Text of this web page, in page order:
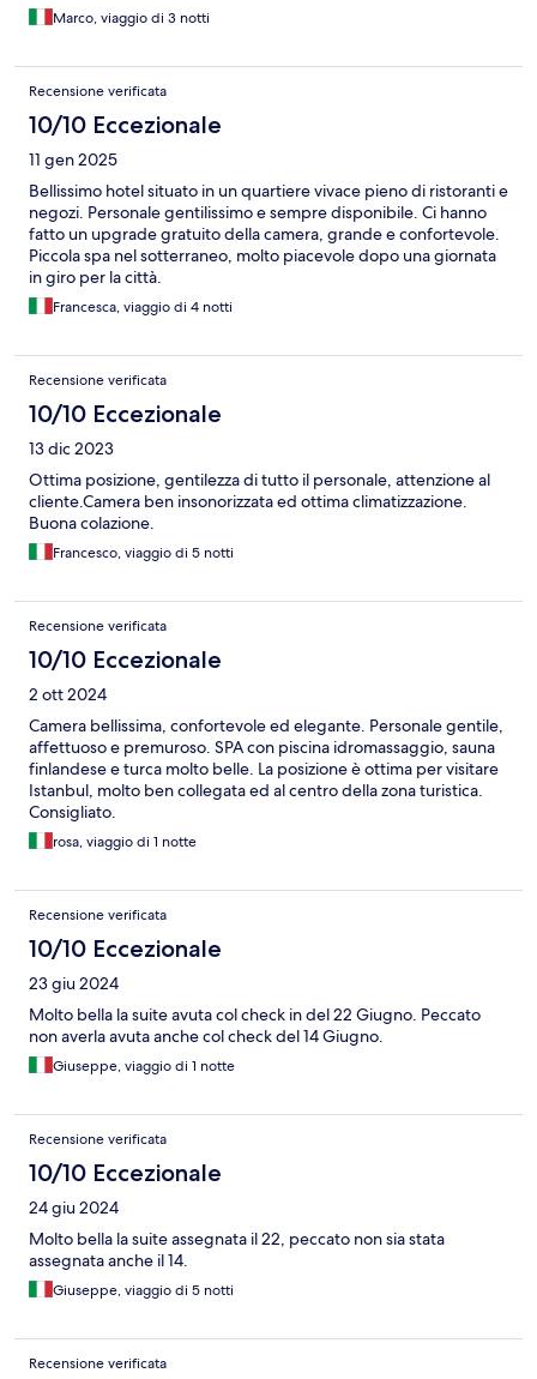
Marco, viaggio di 3 notti
Recensione verificata
10/10 Eccezionale
11 gen 2025
Bellissimo hotel situato in un quartiere vivace pieno di ristoranti e
negozi. Personale gentilissimo e sempre disponibile. Ci hanno
fatto un upgrade gratuito della camera, grande e confortevole.
Piccola spa nel sotterraneo, molto piacevole dopo una giornata
in giro per la città.
Francesca, viaggio di 4 notti
Recensione verificata
10/10 Eccezionale
13 dic 2023
Ottima posizione, gentilezza di tutto il personale, attenzione al
cliente.Camera ben insonorizzata ed ottima climatizzazione.
Buona colazione.
Francesco, viaggio di 5 notti
Recensione verificata
10/10 Eccezionale
2 ott 2024
Camera bellissima, confortevole ed elegante. Personale gentile,
affettuoso e premuroso. SPA con piscina idromassaggio, sauna
finlandese e turca molto belle. La posizione è ottima per visitare
Istanbul, molto ben collegata ed al centro della zona turistica.
Consigliato.
rosa, viaggio di 1 notte
Recensione verificata
10/10 Eccezionale
23 giu 2024
Molto bella la suite avuta col check in del 22 Giugno. Peccato
non averla avuta anche col check del 14 Giugno.
Giuseppe, viaggio di 1 notte
Recensione verificata
10/10 Eccezionale
24 giu 2024
Molto bella la suite assegnata il 22, peccato non sia stata
assegnata anche il 14.
Giuseppe, viaggio di 5 notti
Recensione verificata